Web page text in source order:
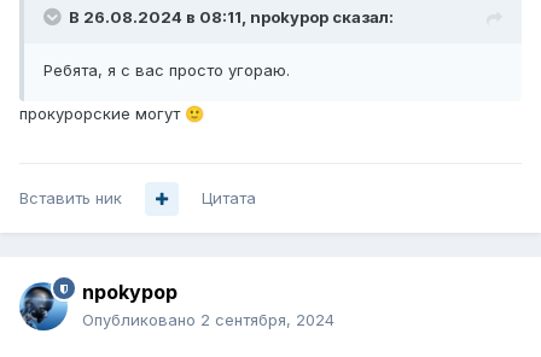
В 26.08.2024 в 08:11, npokypop сказал:
Ребята, я с вас просто угораю.
прокурорские могут 🙂
Вставить ник Цитата
npokypop
Опубликовано 2 сентября, 2024